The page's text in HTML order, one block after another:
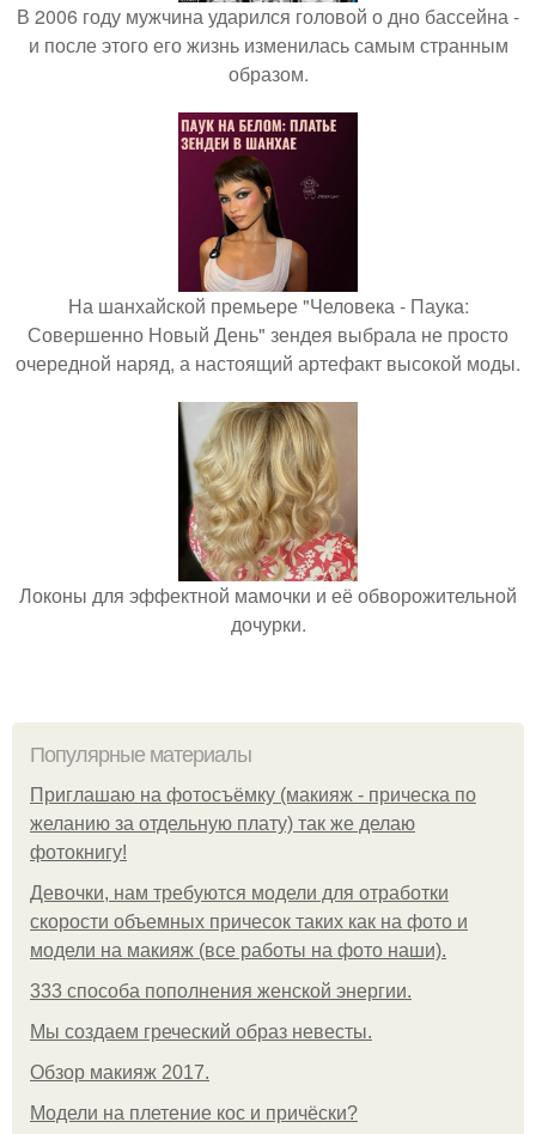
В 2006 году мужчина ударился головой о дно бассейна -
и после этого его жизнь изменилась самым странным
образом.
На шанхайской премьере "Человека - Паука:
Совершенно Новый День" зендея выбрала не просто
очередной наряд, а настоящий артефакт высокой моды.
Локоны для эффектной мамочки и её обворожительной
дочурки.
Популярные материалы
Приглашаю на фотосъёмку (макияж - прическа по
желанию за отдельную плату) так же делаю
фотокнигу!
Девочки, нам требуются модели для отработки
скорости объемных причесок таких как на фото и
модели на макияж (все работы на фото наши).
333 способа пополнения женской энергии.
Мы создаем греческий образ невесты.
Обзор макияж 2017.
Модели на плетение кос и причёски?